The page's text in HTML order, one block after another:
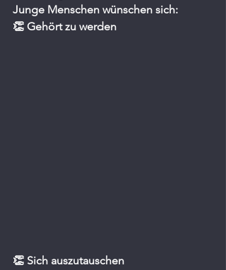
Junge Menschen wünschen sich:
👏 Gehört zu werden
👏 Sich auszutauschen